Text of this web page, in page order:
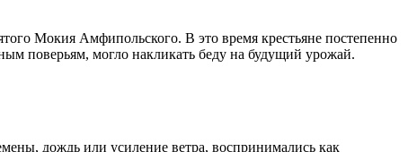
Мокия Амфипольского. В это время крестьяне постепенно
поверьям, могло накликать беду на будущий урожай.
дождь или усиление ветра, воспринимались как